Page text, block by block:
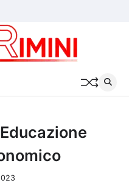
Policy